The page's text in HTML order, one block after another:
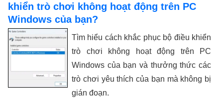
khiển trò chơi không hoạt động trên PC
Windows của bạn?
Tìm hiểu cách khắc phục bộ điều khiển
trò chơi không hoạt động trên PC
Windows của bạn và thưởng thức các
trò chơi yêu thích của bạn mà không bị
gián đoạn.